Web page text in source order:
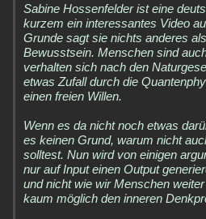
Sabine Hossenfelder ist eine
kurzem ein interessantes Video
Grunde sagt sie nichts anderes
Bewusstsein. Menschen sind
verhalten sich nach den
etwas Zufall durch die
einen freien Willen.
Wenn es da nicht noch etwas
es keinen Grund, warum nicht
solltest. Nun wird von einigen
nur auf Input einen Output
und nicht wie wir Menschen
kaum möglich den inneren